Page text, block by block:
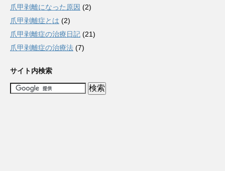
爪甲剥離になった原因 (2)
爪甲剥離症とは (2)
爪甲剥離症の治療日記 (21)
爪甲剥離症の治療法 (7)
サイト内検索